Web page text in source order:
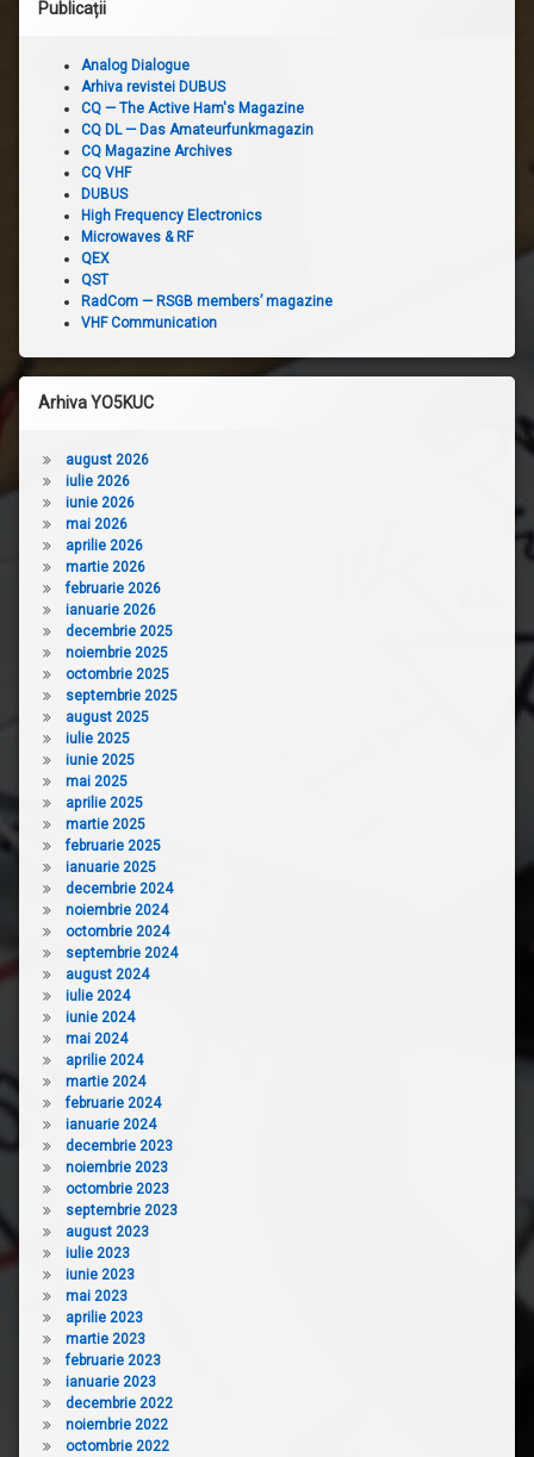
Publicații
Analog Dialogue
Arhiva revistei DUBUS
CQ — The Active Ham's Magazine
CQ DL — Das Amateurfunkmagazin
CQ Magazine Archives
CQ VHF
DUBUS
High Frequency Electronics
Microwaves & RF
QEX
QST
RadCom — RSGB members’ magazine
VHF Communication
Arhiva YO5KUC
august 2026
iulie 2026
iunie 2026
mai 2026
aprilie 2026
martie 2026
februarie 2026
ianuarie 2026
decembrie 2025
noiembrie 2025
octombrie 2025
septembrie 2025
august 2025
iulie 2025
iunie 2025
mai 2025
aprilie 2025
martie 2025
februarie 2025
ianuarie 2025
decembrie 2024
noiembrie 2024
octombrie 2024
septembrie 2024
august 2024
iulie 2024
iunie 2024
mai 2024
aprilie 2024
martie 2024
februarie 2024
ianuarie 2024
decembrie 2023
noiembrie 2023
octombrie 2023
septembrie 2023
august 2023
iulie 2023
iunie 2023
mai 2023
aprilie 2023
martie 2023
februarie 2023
ianuarie 2023
decembrie 2022
noiembrie 2022
octombrie 2022